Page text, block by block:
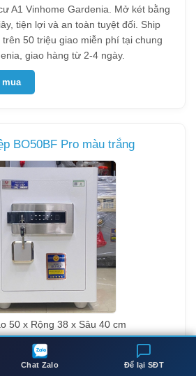
Chat Zalo Để lại SĐT
A1 Vinhome Gardenia. Mở két bằng
tiện lợi và an toàn tuyệt đối. Ship
50 triệu giao miễn phí tại chung
giao hàng từ 2-4 ngày.
mua
BO50BF Pro màu trắng
50 x Rộng 38 x Sâu 40 cm
nguyên khối chống cháy, sơn 3 lớp